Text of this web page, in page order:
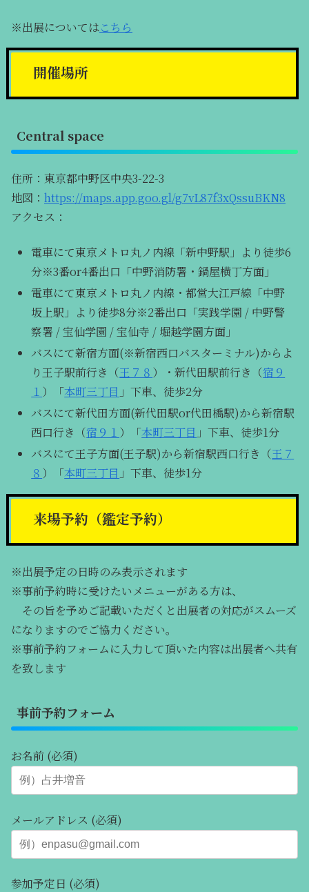
※出展についてはこちら
開催場所
Central space
住所：東京都中野区中央3-22-3
地図： https://maps.app.goo.gl/g7vL87f3xQssuBKN8
アクセス：
電車にて東京メトロ丸ノ内線「新中野駅」より徒歩6
分※3番or4番出口「中野消防署・鍋屋横丁方面」
電車にて東京メトロ丸ノ内線・都営大江戸線「中野
坂上駅」より徒歩8分※2番出口「実践学園 / 中野警
察署 / 宝仙学園 / 宝仙寺 / 堀越学園方面」
バスにて新宿方面(※新宿西口バスターミナル)からよ
り王子駅前行き（王７８ ）・新代田駅前行き（宿９
１ ）「本町三丁目 」下車、徒歩2分
バスにて新代田方面(新代田駅or代田橋駅)から新宿駅
西口行き（宿９１ ）「本町三丁目 」下車、徒歩1分
バスにて王子方面(王子駅)から新宿駅西口行き（王７
８ ）「本町三丁目 」下車、徒歩1分
来場予約（鑑定予約）
※出展予定の日時のみ表示されます
※事前予約時に受けたいメニューがある方は、
その旨を予めご記載いただくと出展者の対応がスムーズ
になりますのでご協力ください。
※事前予約フォームに入力して頂いた内容は出展者へ共有
を致します
事前予約フォーム
お名前 (必須)
メールアドレス (必須)
参加予定日 (必須)